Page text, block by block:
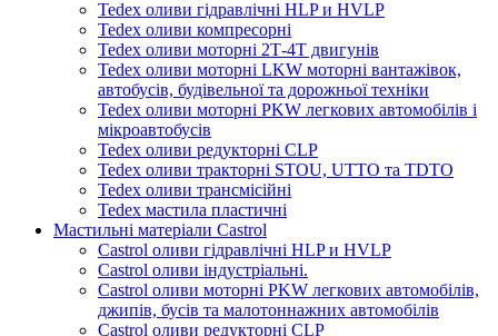
Tedex оливи гідравлічні HLP и HVLP
Tedex оливи компресорні
Tedex оливи моторні 2Т-4Т двигунів
Tedex оливи моторні LKW моторні вантажівок,
автобусів, будівельної та дорожньої техніки
Tedex оливи моторні PKW легкових автомобілів і
мікроавтобусів
Tedex оливи редукторні CLP
Tedex оливи тракторні STOU, UTTO та TDTO
Tedex оливи трансмісійні
Tedex мастила пластичні
Мастильні матеріали Castrol
Castrol оливи гідравлічні HLP и HVLP
Castrol оливи індустріальні.
Castrol оливи моторні PKW легкових автомобілів,
джипів, бусів та малотоннажних автомобілів
Castrol оливи редукторні CLP